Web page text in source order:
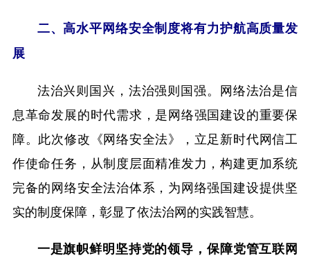
二、高水平网络安全制度将有力护航高质量发
展
法治兴则国兴，法治强则国强。网络法治是信
息革命发展的时代需求，是网络强国建设的重要保
障。此次修改《网络安全法》，立足新时代网信工
作使命任务，从制度层面精准发力，构建更加系统
完备的网络安全法治体系，为网络强国建设提供坚
实的制度保障，彰显了依法治网的实践智慧。
一是旗帜鲜明坚持党的领导，保障党管互联网